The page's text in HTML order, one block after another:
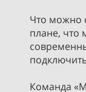
Что можно
плане, что
Команда